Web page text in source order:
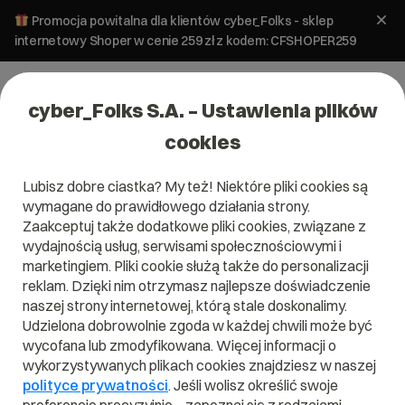
Promocja powitalna dla klientów cyber_Folks - sklep
internetowy Shoper w cenie 259 zł z kodem: CFSHOPER259
#pozycjonowanie
cyber_Folks S.A. – Ustawienia plików
cookies
Lubisz dobre ciastka? My też! Niektóre pliki cookies są
wymagane do prawidłowego działania strony.
Zaakceptuj także dodatkowe pliki cookies, związane z
wydajnością usług, serwisami społecznościowymi i
marketingiem. Pliki cookie służą także do personalizacji
reklam. Dzięki nim otrzymasz najlepsze doświadczenie
naszej strony internetowej, którą stale doskonalimy.
Udzielona dobrowolnie zgoda w każdej chwili może być
wycofana lub zmodyfikowana. Więcej informacji o
wykorzystywanych plikach cookies znajdziesz w naszej
polityce prywatności. Jeśli wolisz określić swoje